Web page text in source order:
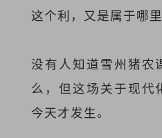
这个利，又是属于哪里
没有人知道雪州猪农
么，但这场关于现代
今天才发生。